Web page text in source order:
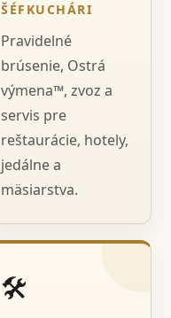
ŠÉFKUCHÁRI
Pravidelné
brúsenie, Ostrá
výmena™, zvoz a
servis pre
reštaurácie, hotely,
jedálne a
mäsiarstva.
🛠️